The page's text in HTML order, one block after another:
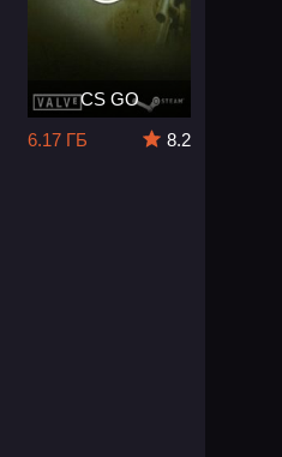
CS GO
6.17 ГБ
8.2